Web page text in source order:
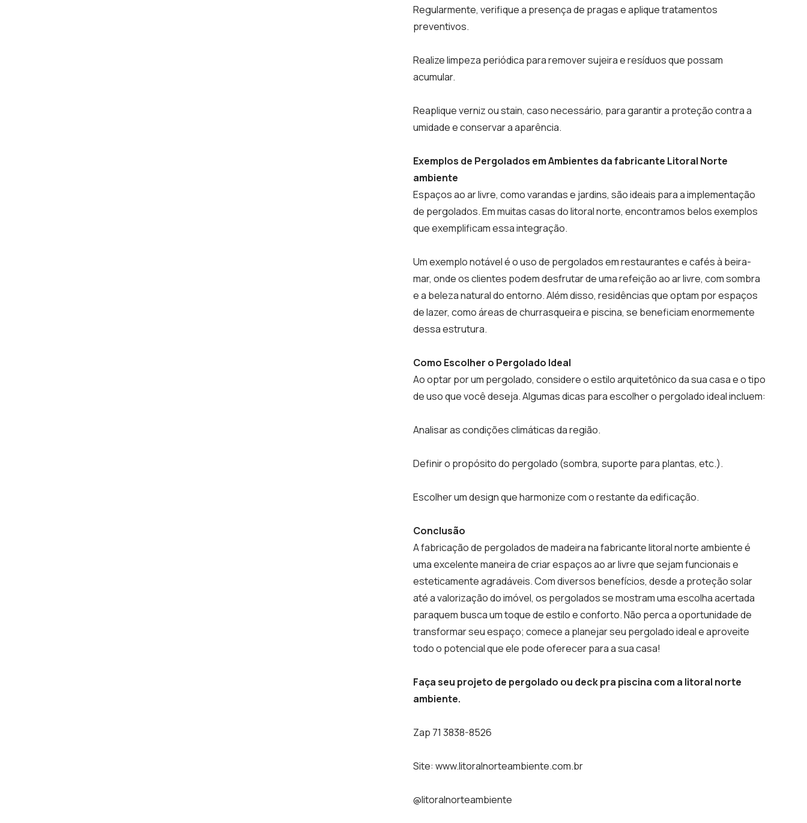
Regularmente, verifique a presença de pragas e aplique tratamentos
preventivos.
Realize limpeza periódica para remover sujeira e resíduos que possam
acumular.
Reaplique verniz ou stain, caso necessário, para garantir a proteção contra a
umidade e conservar a aparência.
Exemplos de Pergolados em Ambientes da fabricante Litoral Norte
ambiente
Espaços ao ar livre, como varandas e jardins, são ideais para a implementação
de pergolados. Em muitas casas do litoral norte, encontramos belos exemplos
que exemplificam essa integração.
Um exemplo notável é o uso de pergolados em restaurantes e cafés à beira-
mar, onde os clientes podem desfrutar de uma refeição ao ar livre, com sombra
e a beleza natural do entorno. Além disso, residências que optam por espaços
de lazer, como áreas de churrasqueira e piscina, se beneficiam enormemente
dessa estrutura.
Como Escolher o Pergolado Ideal
Ao optar por um pergolado, considere o estilo arquitetônico da sua casa e o tipo
de uso que você deseja. Algumas dicas para escolher o pergolado ideal incluem:
Analisar as condições climáticas da região.
Definir o propósito do pergolado (sombra, suporte para plantas, etc.).
Escolher um design que harmonize com o restante da edificação.
Conclusão
A fabricação de pergolados de madeira na fabricante litoral norte ambiente é
uma excelente maneira de criar espaços ao ar livre que sejam funcionais e
esteticamente agradáveis. Com diversos benefícios, desde a proteção solar
até a valorização do imóvel, os pergolados se mostram uma escolha acertada
paraquem busca um toque de estilo e conforto. Não perca a oportunidade de
transformar seu espaço; comece a planejar seu pergolado ideal e aproveite
todo o potencial que ele pode oferecer para a sua casa!
Faça seu projeto de pergolado ou deck pra piscina com a litoral norte
ambiente.
Zap 71 3838-8526
Site: www.litoralnorteambiente.com.br
@litoralnorteambiente